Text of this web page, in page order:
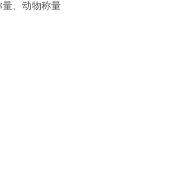
、动物称量